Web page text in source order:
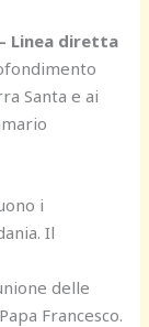
Linea diretta
Santa e ai
i
Il
delle
Francesco.